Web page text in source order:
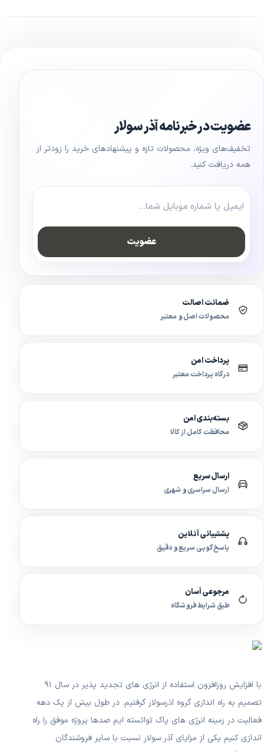
عضویت در خبرنامه آذر سولار
تخفیف‌های ویژه، محصولات تازه و پیشنهادهای خرید را زودتر از
همه دریافت کنید.
عضویت
ضمانت اصالت
محصولات اصل و معتبر
پرداخت امن
درگاه پرداخت معتبر
بسته‌بندی امن
محافظت کامل از کالا
ارسال سریع
ارسال سراسری و شهری
پشتیبانی آنلاین
پاسخ‌گویی سریع و دقیق
مرجوعی آسان
طبق شرایط فروشگاه
با افزایش روزافزون استفاده از انرژی های تجدید پذیر در سال ۹۱
تصمیم به راه اندازی گروه اذرسولار گرفتیم. در طول بیش از یک دهه
فعالیت در زمینه انرژی های پاک تواتسته ایم صدها پروژه موفق را راه
اندازی کنیم یکی از مزایای آذر سولار نسبت با سایر فروشندگان